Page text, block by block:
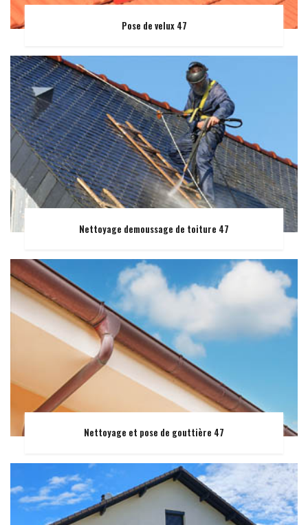
Pose de velux 47
Nettoyage demoussage de toiture 47
Nettoyage et pose de gouttière 47